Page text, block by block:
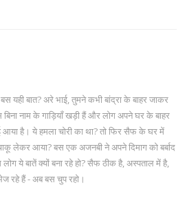
यही बात? अरे भाई, तुमने कभी बांद्रा के बाहर जाकर
बिना नाम के गाड़ियाँ खड़ी हैं और लोग अपने घर के बाहर
आया है। ये हमला चोरी का था? तो फिर सैफ के घर में
लेकर आया? बस एक अजनबी ने अपने दिमाग को बर्बाद
ये बातें क्यों बना रहे हो? सैफ ठीक है, अस्पताल में है,
रहे हैं - अब बस चुप रहो।